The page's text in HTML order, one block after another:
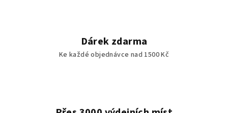
Dárek zdarma
Ke každé objednávce nad 1500 Kč